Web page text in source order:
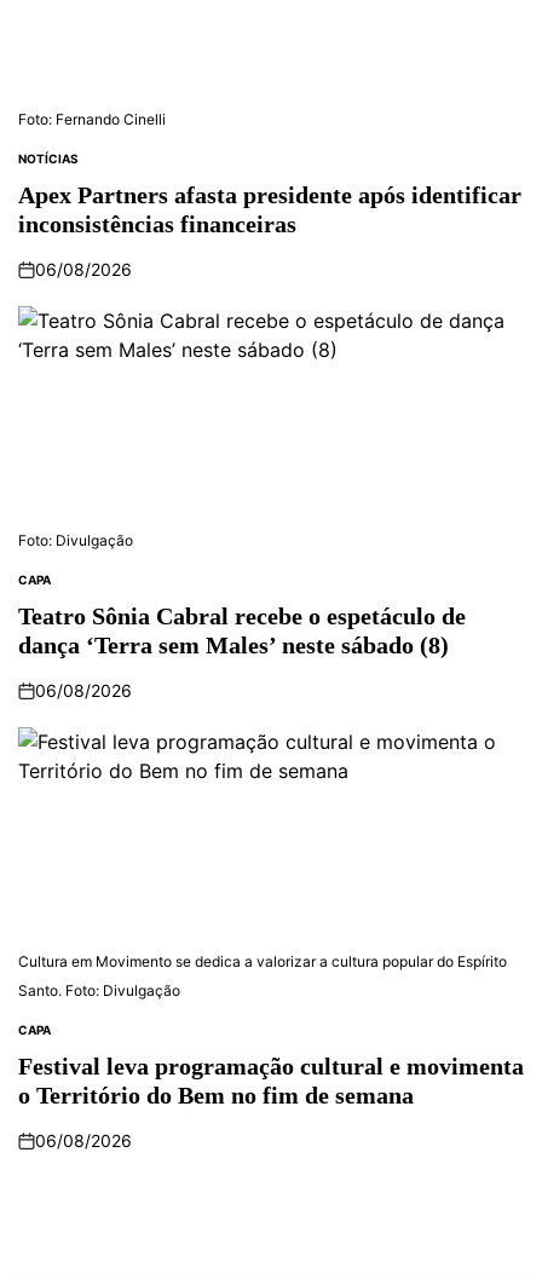
Foto: Fernando Cinelli
NOTÍCIAS
Apex Partners afasta presidente após identificar
inconsistências financeiras
06/08/2026
Foto: Divulgação
CAPA
Teatro Sônia Cabral recebe o espetáculo de
dança ‘Terra sem Males’ neste sábado (8)
06/08/2026
Cultura em Movimento se dedica a valorizar a cultura popular do Espírito
Santo. Foto: Divulgação
CAPA
Festival leva programação cultural e movimenta
o Território do Bem no fim de semana
06/08/2026